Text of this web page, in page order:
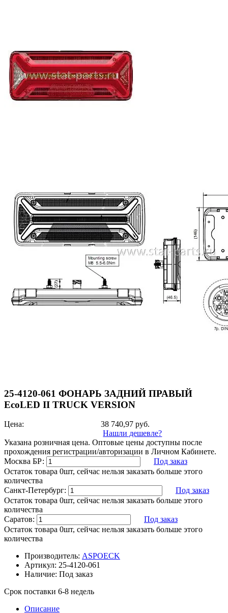
25-4120-061 ФОНАРЬ ЗАДНИЙ ПРАВЫЙ
EcoLED II TRUCK VERSION
Цена: 38 740,97руб.
Нашли дешевле?
Указана розничная цена. Оптовые цены доступны после
прохождения регистрации/авторизации в Личном Кабинете.
Москва БР:
Под заказ
Остаток товара 0шт, сейчас нельзя заказать больше этого
количества
Санкт-Петербург:
Под заказ
Остаток товара 0шт, сейчас нельзя заказать больше этого
количества
Саратов:
Под заказ
Остаток товара 0шт, сейчас нельзя заказать больше этого
количества
Производитель: ASPOECK
Артикул: 25-4120-061
Наличие: Под заказ
Срок поставки 6-8 недель
Описание